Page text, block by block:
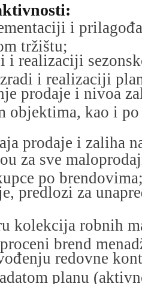
i prilagođ
tržištu;
i realizaciji
i realizaciji
prodaje i nivoa
objektima, kao i
prodaje i zaliha
za sve
po
predlozi za unapre
kolekcija robnih
brend
đenju redovne
planu